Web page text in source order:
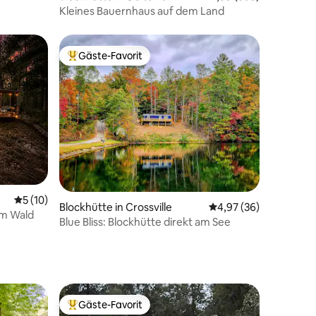
Kleines Bauernhaus auf dem Land
Bewertungen
Durchschnittliche Bewertung: 5 von 5, 10 Bewertungen
5 (10)
Wald
Beliebter Gäste-Favorit.
Gäste-Favorit
Blockhütte in Crossville Durchschnittliche
4,97 (36)
Blue Bliss: Blockhütte direkt am See
Beliebter Gäste-Favorit.
Gäste-Favorit